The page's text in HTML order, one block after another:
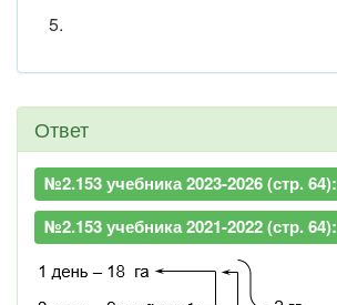
Ответ
№2.153 учебника 2023-2026 (стр. 64):
№2.153 учебника 2021-2022 (стр. 64):